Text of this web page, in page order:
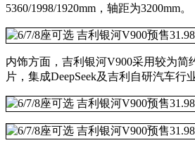
5360/1998/1920mm，轴距为3200mm。
内饰方面，吉利银河V900采用较为简
片，集成DeepSeek及吉利自研汽车